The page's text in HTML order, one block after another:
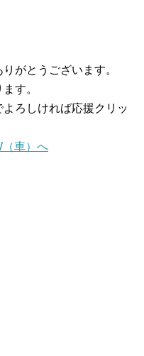
がとうございます。
す。
ろしければ応援クリッ